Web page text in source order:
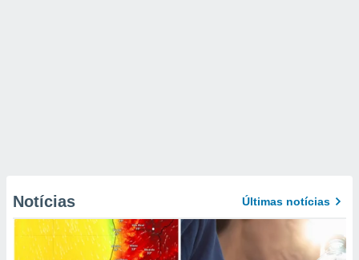
Notícias Últimas notícias